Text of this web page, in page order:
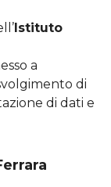
Istituto
a
di
di dati e